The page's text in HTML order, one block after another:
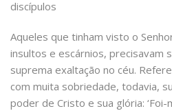
discípulos
Aqueles que tinham visto o
insultos e escárnios, precisavam
suprema exaltação no céu.
com muita sobriedade, todavia,
poder de Cristo e sua glória: